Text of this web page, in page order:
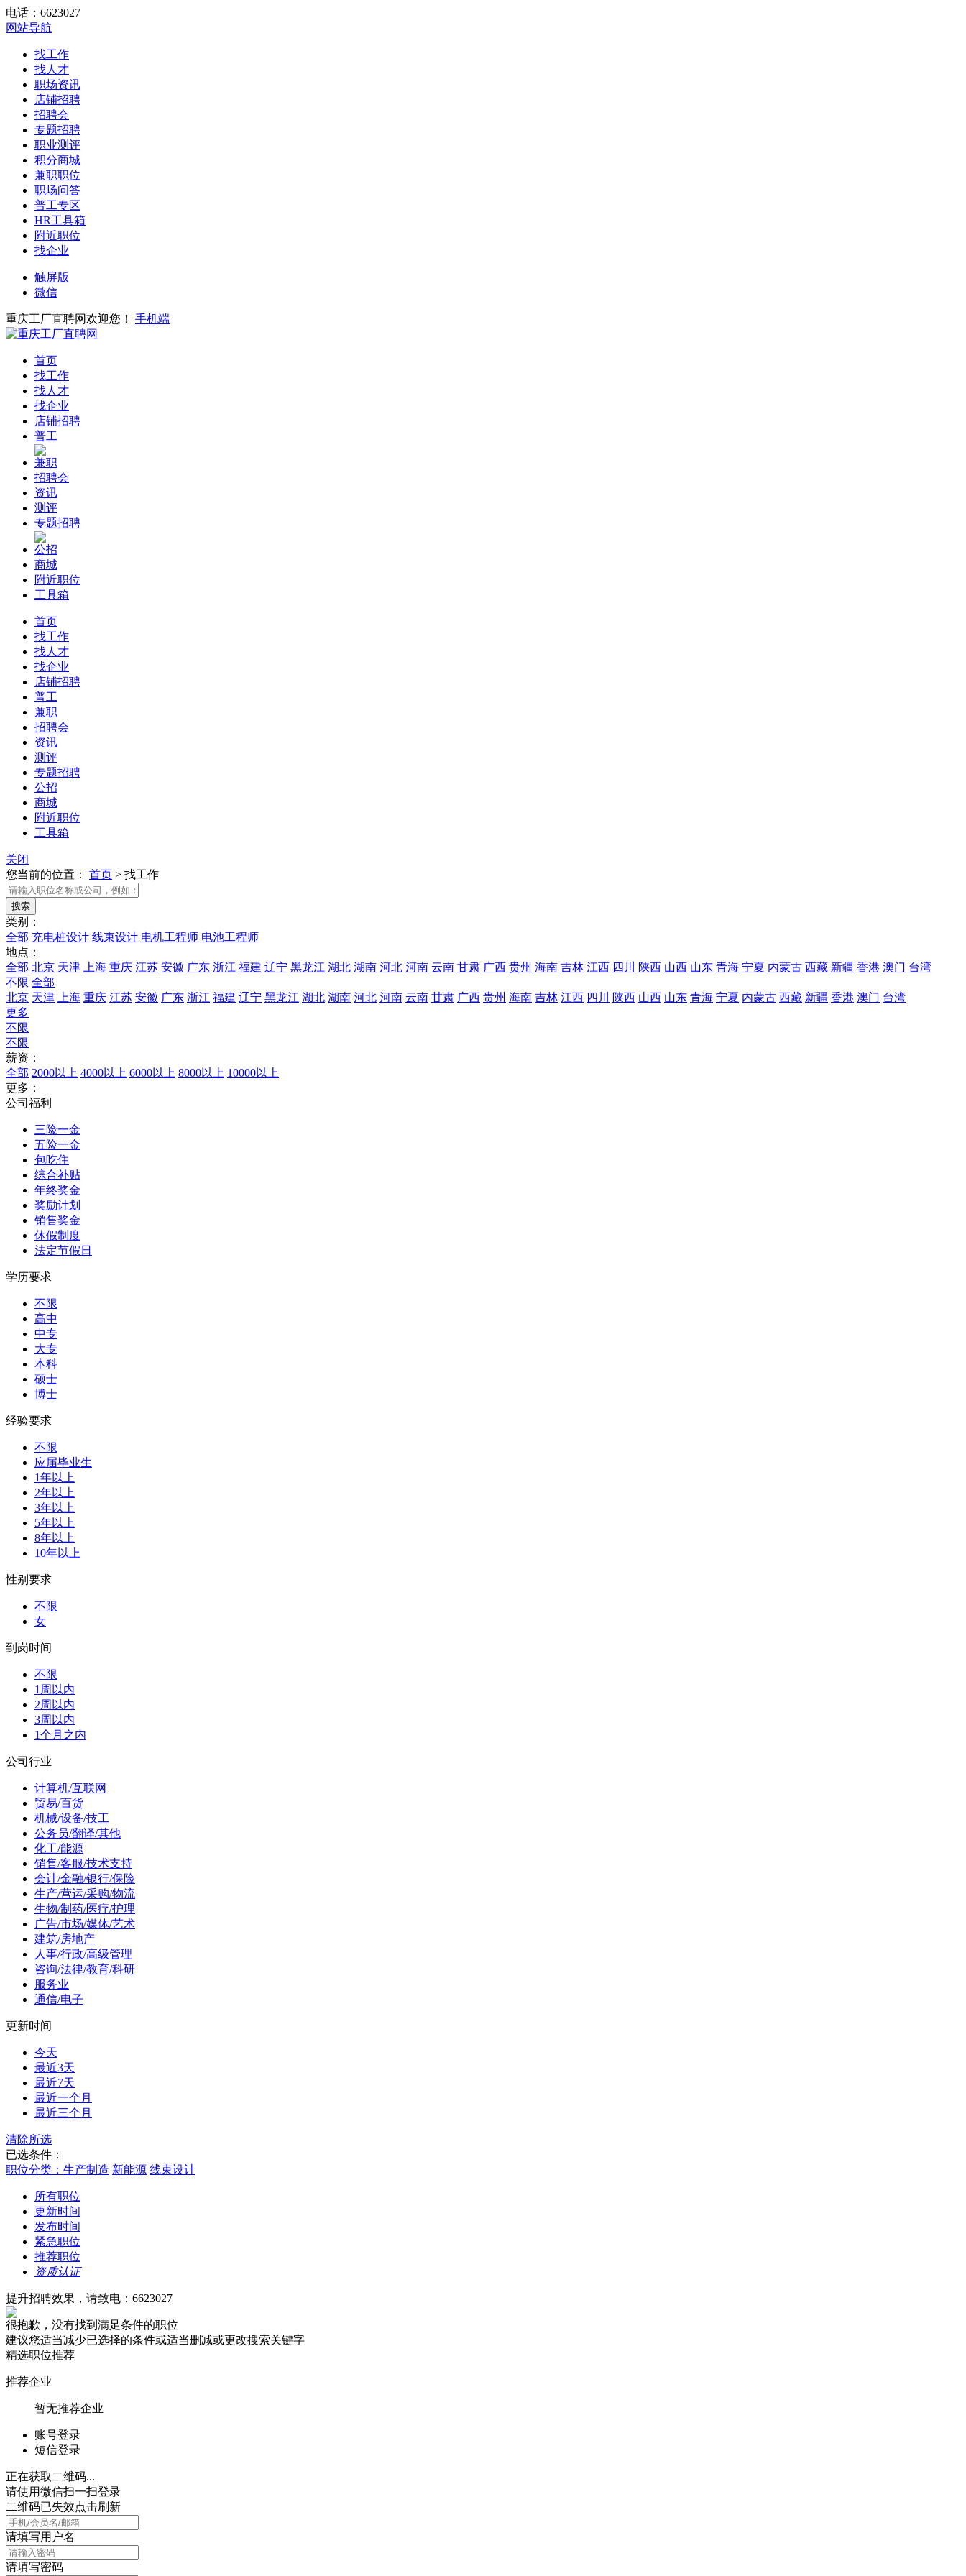
电话：6623027
网站导航
找工作
找人才
职场资讯
店铺招聘
招聘会
专题招聘
职业测评
积分商城
兼职职位
职场问答
普工专区
HR工具箱
附近职位
找企业
触屏版
微信
重庆工厂直聘网欢迎您！ 手机端
首页
找工作
找人才
找企业
店铺招聘
普工
兼职
招聘会
资讯
测评
专题招聘
公招
商城
附近职位
工具箱
首页
找工作
找人才
找企业
店铺招聘
普工
兼职
招聘会
资讯
测评
专题招聘
公招
商城
附近职位
工具箱
关闭
您当前的位置： 首页 > 找工作
类别：
全部 充电桩设计 线束设计 电机工程师 电池工程师
地点：
全部 北京 天津 上海 重庆 江苏 安徽 广东 浙江 福建 辽宁 黑龙江 湖北 湖南 河北 河南 云南 甘肃 广西 贵州 海南 吉林 江西 四川 陕西 山西 山东 青海 宁夏 内蒙古 西藏 新疆 香港 澳门 台湾
不限 全部
北京 天津 上海 重庆 江苏 安徽 广东 浙江 福建 辽宁 黑龙江 湖北 湖南 河北 河南 云南 甘肃 广西 贵州 海南 吉林 江西 四川 陕西 山西 山东 青海 宁夏 内蒙古 西藏 新疆 香港 澳门 台湾
更多
不限
不限
薪资：
全部 2000以上 4000以上 6000以上 8000以上 10000以上
更多：
公司福利
三险一金
五险一金
包吃住
综合补贴
年终奖金
奖励计划
销售奖金
休假制度
法定节假日
学历要求
不限
高中
中专
大专
本科
硕士
博士
经验要求
不限
应届毕业生
1年以上
2年以上
3年以上
5年以上
8年以上
10年以上
性别要求
不限
女
到岗时间
不限
1周以内
2周以内
3周以内
1个月之内
公司行业
计算机/互联网
贸易/百货
机械/设备/技工
公务员/翻译/其他
化工/能源
销售/客服/技术支持
会计/金融/银行/保险
生产/营运/采购/物流
生物/制药/医疗/护理
广告/市场/媒体/艺术
建筑/房地产
人事/行政/高级管理
咨询/法律/教育/科研
服务业
通信/电子
更新时间
今天
最近3天
最近7天
最近一个月
最近三个月
清除所选
已选条件：
职位分类：生产制造 新能源 线束设计
所有职位
更新时间
发布时间
紧急职位
推荐职位
资质认证
提升招聘效果，请致电：6623027
很抱歉，没有找到满足条件的职位
建议您适当减少已选择的条件或适当删减或更改搜索关键字
精选职位推荐
推荐企业
暂无推荐企业
账号登录
短信登录
正在获取二维码...
请使用微信扫一扫登录
二维码已失效点击刷新
请填写用户名
请填写密码